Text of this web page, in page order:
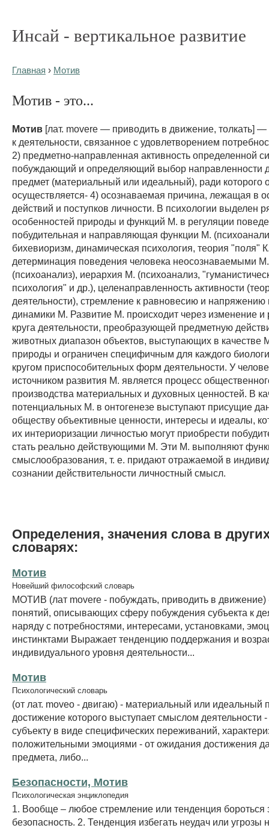
Инсай - вертикальное развитие
Главная › Мотив
Мотив - это...
Мотив [лат. movere — приводить в движение, толкать]
к деятельности, связанное с удовлетворением
2) предметно-направленная активность определенной
побуждающий и определяющий выбор направленности
предмет (материальный или идеальный), ради которого
осуществляется- 4) осознаваемая причина, лежащая в
действий и поступков личности. В психологии выделен
особенностей природы и функций М. в регуляции
побудительная и направляющая функции М.
бихевиоризм, динамическая психология, теория "поля"
детерминация поведения человека неосознаваемыми М.
(психоанализ), иерархия М. (психоанализ,
психология" и др.), целенаправленность активности
деятельности), стремление к равновесию и
динамики М. Развитие М. происходит через изменение
круга деятельности, преобразующей предметную
животных диапазон объектов, выступающих в качестве
природы и ограничен специфичным для каждого
кругом приспособительных форм деятельности. У
источником развития М. является процесс
производства материальных и духовных ценностей. В
потенциальных М. в онтогенезе выступают присущие
обществу объективные ценности, интересы и идеалы,
их интериоризации личностью могут приобрести
стать реально действующими М. Эти М. выполняют
смыслообразования, т. е. придают отражаемой в
сознании действительности личностный смысл.
Определения, значения слова в
словарях:
Мотив
Новейший философский словарь
МОТИВ (лат movere - побуждать, приводить в движение)
понятий, описывающих сферу побуждения субъекта к
наряду с потребностями, интересами, установками,
инстинктами Выражает тенденцию поддержания и
индивидуального уровня деятельности...
Мотив
Психологический словарь
(от лат. moveo - двигаю) - материальный или идеальный
достижение которого выступает смыслом деятельности
субъекту в виде специфических переживаний,
положительными эмоциями - от ожидания достижения
предмета, либо...
Безопасности, Мотив
Психологическая энциклопедия
1. Вообще – любое стремление или тенденция бороться
безопасность. 2. Тенденция избегать неудач или угрозы